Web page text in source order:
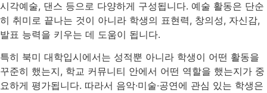
시각예술, 댄스 등으로 다양하게 구성됩니다. 예술 활동은 단순
히 취미로 끝나는 것이 아니라 학생의 표현력, 창의성, 자신감,
발표 능력을 키우는 데 도움이 됩니다.
특히 북미 대학입시에서는 성적뿐 아니라 학생이 어떤 활동을
꾸준히 했는지, 학교 커뮤니티 안에서 어떤 역할을 했는지가 중
요하게 평가됩니다. 따라서 음악·미술·공연에 관심 있는 학생은